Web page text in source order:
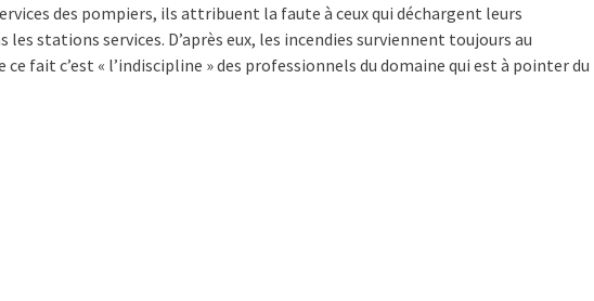
des pompiers, ils attribuent la faute à ceux qui déchargent leurs
stations services. D’après eux, les incendies surviennent toujours au
fait c’est « l’indiscipline » des professionnels du domaine qui est à pointer du